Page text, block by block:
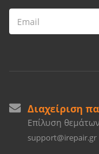
Διαχείριση
Επίλυση
support@irepair.gr